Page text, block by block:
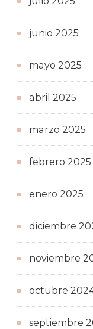
junio 2025
mayo 2025
abril 2025
marzo 2025
febrero 2025
enero 2025
diciembre
noviembre
octubre
septiembre